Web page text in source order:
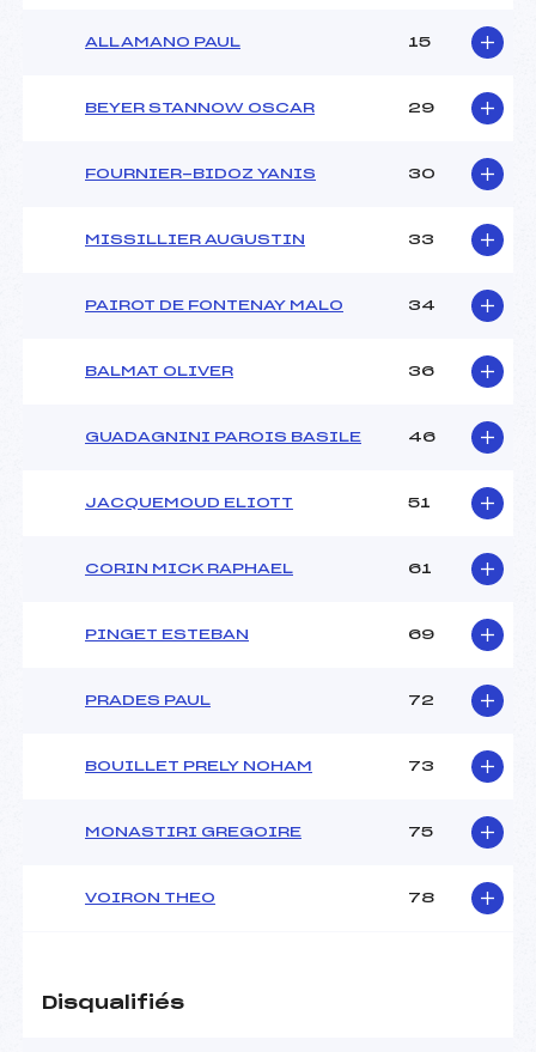
ALLAMANO PAUL 15
BEYER STANNOW OSCAR 29
FOURNIER-BIDOZ YANIS 30
MISSILLIER AUGUSTIN 33
PAIROT DE FONTENAY MALO 34
BALMAT OLIVER 36
GUADAGNINI PAROIS BASILE 46
JACQUEMOUD ELIOTT 51
CORIN MICK RAPHAEL 61
PINGET ESTEBAN 69
PRADES PAUL 72
BOUILLET PRELY NOHAM 73
MONASTIRI GREGOIRE 75
VOIRON THEO 78
Disqualifiés